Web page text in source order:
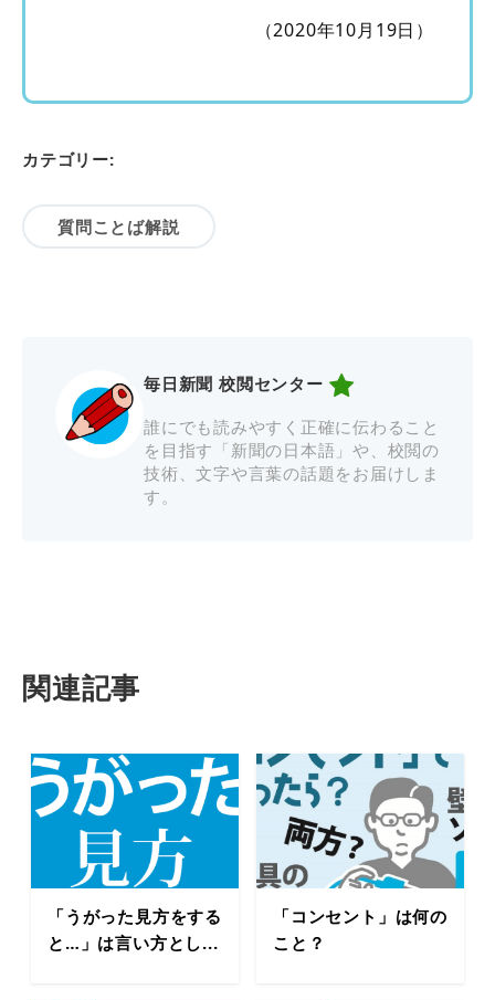
（2020年10月19日）
カテゴリー:
質問ことば解説
毎日新聞 校閲センター
誰にでも読みやすく正確に伝わること
を目指す「新聞の日本語」や、校閲の
技術、文字や言葉の話題をお届けしま
す。
関連記事
「うがった見方をする
と…」は言い方とし...
「コンセント」は何の
こと？